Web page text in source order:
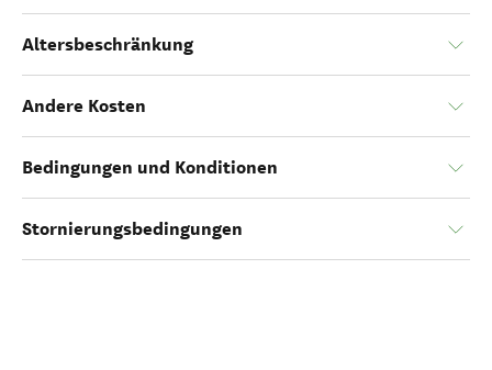
Altersbeschränkung
Andere Kosten
Bedingungen und Konditionen
Stornierungsbedingungen